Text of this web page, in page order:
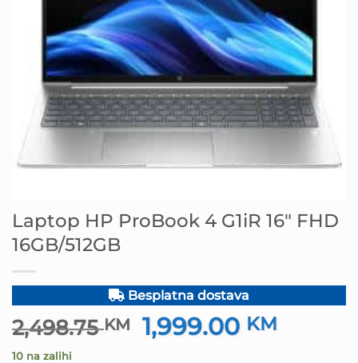
Laptop HP ProBook 4 G1iR 16″ FHD
16GB/512GB
Besplatna dostava
2,498.75KM
Izvorna
cijena
1,999.00 KM
10 na zalihi